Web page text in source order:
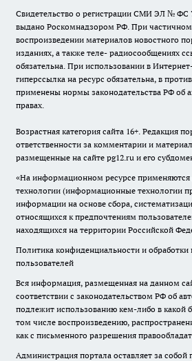
Свидетельство о регистрации СМИ ЭЛ № ФС
выдано Роскомнадзором РФ. При
воспроизведении материалов новостного
изданиях, а также теле- радиосообщениях
обязательна. При использовании в
гиперссылка на ресурс обязательна, в
применены нормы законодательства РФ об
правах.
Возрастная категория сайта 16+. Редакция
ответственности за комментарии и
размещенные на сайте pg12.ru и его
«На информационном ресурсе применяются
технологии (информационные технологии
информации на основе сбора,
относящихся к предпочтениям
находящихся на территории Российской
Политика конфиденциальности и
пользователей
Вся информация, размещенная на данном
соответствии с законодательством РФ об
подлежит использованию кем-либо в какой
том числе воспроизведению,
как с письменного разрешения
Администрация портала оставляет за собой